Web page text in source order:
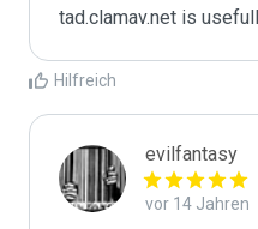
tad.clamav.net is usefull
Hilfreich
evilfantasy
vor 14 Jahren